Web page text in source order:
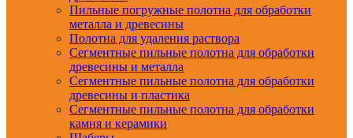
Пильные погружные полотна для обработки
металла и древесины
Полотна для удаления раствора
Сегментные пильные полотна для обработки
древесины и металла
Сегментные пильные полотна для обработки
древесины и пластика
Сегментные пильные полотна для обработки
камня и керамики